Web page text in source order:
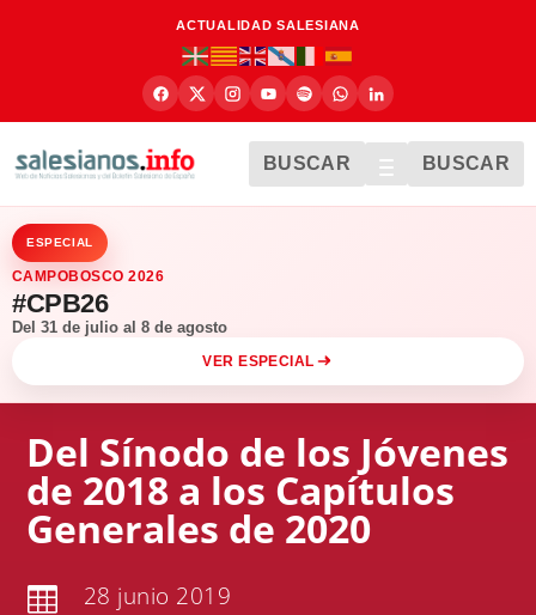
ACTUALIDAD SALESIANA
BUSCAR BUSCAR
ESPECIAL
CAMPOBOSCO 2026
#CPB26
Del 31 de julio al 8 de agosto
VER ESPECIAL
Del Sínodo de los Jóvenes
de 2018 a los Capítulos
Generales de 2020
 28 junio 2019